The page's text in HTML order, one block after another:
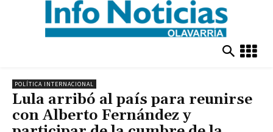
POLÍTICA INTERNACIONAL
Lula arribó al país para reunirse
con Alberto Fernández y